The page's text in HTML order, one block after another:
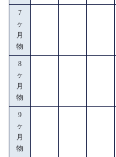
7
ヶ
月
物
8
ヶ
月
物
9
ヶ
月
物